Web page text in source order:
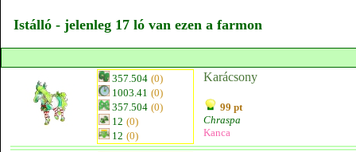
Istálló - jelenleg 17 ló van ezen a farmon
357.504 (0)
1003.41 (0)
357.504 (0)
12 (0)
12 (0)
Karácsony
99 pt
Chraspa
Kanca